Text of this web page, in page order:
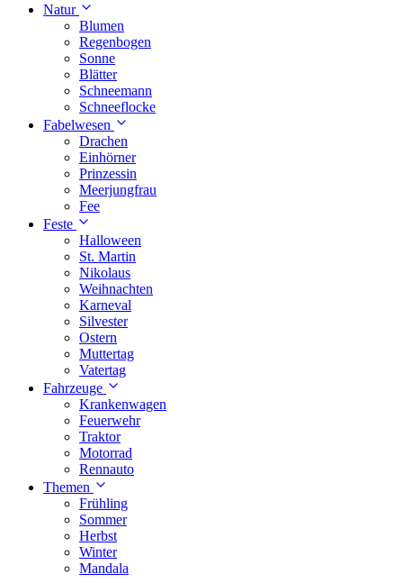
Natur
Blumen
Regenbogen
Sonne
Blätter
Schneemann
Schneeflocke
Fabelwesen
Drachen
Einhörner
Prinzessin
Meerjungfrau
Fee
Feste
Halloween
St. Martin
Nikolaus
Weihnachten
Karneval
Silvester
Ostern
Muttertag
Vatertag
Fahrzeuge
Krankenwagen
Feuerwehr
Traktor
Motorrad
Rennauto
Themen
Frühling
Sommer
Herbst
Winter
Mandala